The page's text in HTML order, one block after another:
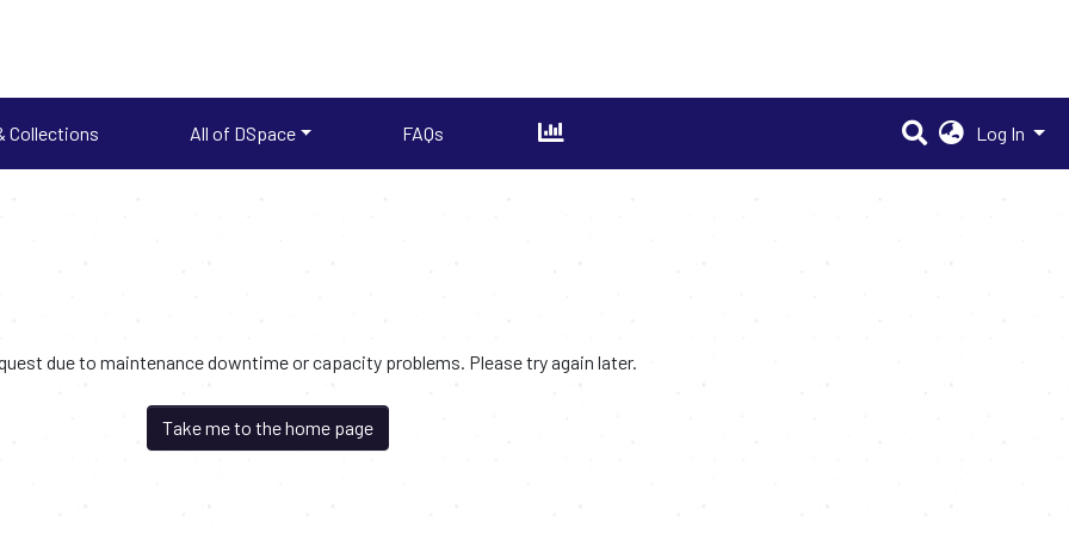
Collections All of DSpace FAQs Log In
due to maintenance downtime or capacity problems. Please try again later.
Take me to the home page